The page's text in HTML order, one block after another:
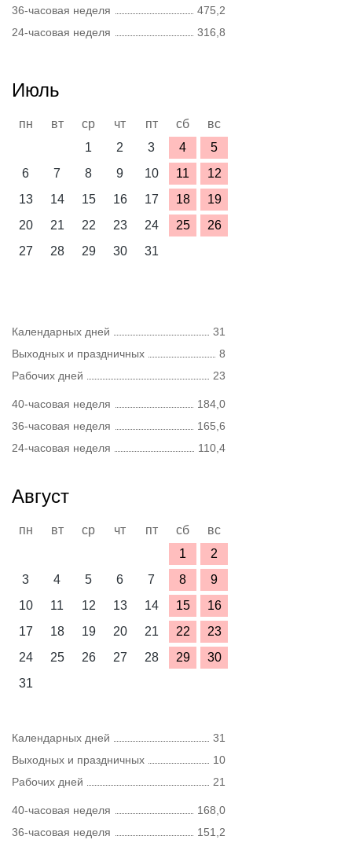
36-часовая неделя
475,2
24-часовая неделя
316,8
Июль
пн вт ср чт пт сб
вс
1
2 3 4
5
6
7 8 9 10 11
12
13
14 15 16 17 18
19
20
21 22 23 24 25
26
27
28 29 30 31
Календарных дней
31
Выходных и праздничных
8
Рабочих дней
23
40-часовая неделя
184,0
36-часовая неделя
165,6
24-часовая неделя
110,4
Август
пн вт ср чт пт сб
вс
1
2
3
4 5 6 7 8
9
10
11 12 13 14 15
16
17
18 19 20 21 22
23
24
25 26 27 28 29
30
31
Календарных дней
31
Выходных и праздничных
10
Рабочих дней
21
40-часовая неделя
168,0
36-часовая неделя
151,2